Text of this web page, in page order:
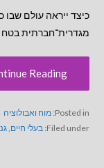
כיצד ייראה עולם
מגדרית־חברתית
Reading ←
Posted in: מוח ואבולוציה
Filed under: בעלי חיים,